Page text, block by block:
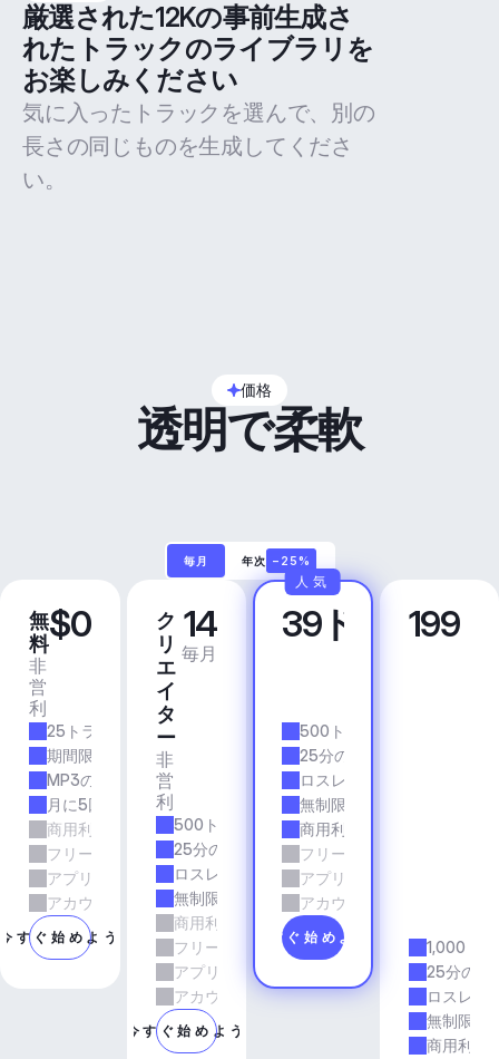
厳選された12Kの事前生成さ
れたトラックのライブラリを
お楽しみください
気に入ったトラックを選んで、別の
長さの同じものを生成してくださ
い。
価格
透明で柔軟
毎月 年次 −25%
無
料
非
営
利
$0
25トラック/月
期間限定
MP3の品質
月に5回のダウンロード
商用利用
フリーランスとエージェンシーの仕事
アプリとサービス
アカウントマネージャーのサポート
今すぐ始めよう
ク
リ
エ
イ
タ
ー
非
営
利
14
毎月
500トラック/月
25分の所要時間
ロスレス品質
無制限のダウンロード
商用利用
フリーランスとエージェンシーの仕事
アプリとサービス
アカウントマネージャーのサポート
今すぐ始めよう
プ
ロ
39ドル
500トラック/月
25分の所要時間
ロスレス品質
無制限のダウンロード
商用利用
フリーランスとエージェン
アプリとサービス
アカウントマネージャーの
今すぐ始めよう
人気
ビ
ジ
199
1,000ト
25分の所
ロスレス
無制限の
商用利用